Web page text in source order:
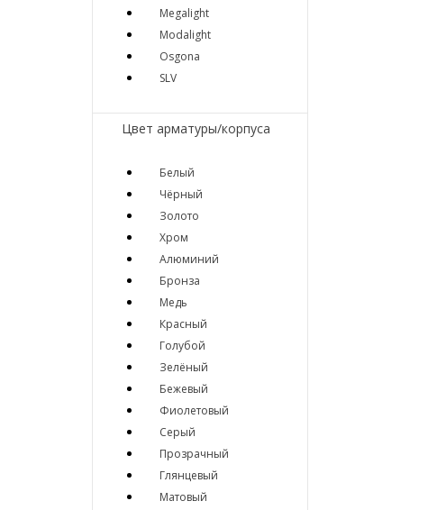
Megalight
Modalight
Osgona
SLV
Цвет арматуры/корпуса
Белый
Чёрный
Золото
Хром
Алюминий
Бронза
Медь
Красный
Голубой
Зелёный
Бежевый
Фиолетовый
Серый
Прозрачный
Глянцевый
Матовый